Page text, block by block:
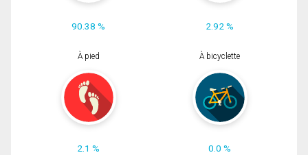
90.38 % 2.92 %
À pied
2.1 %
À bicyclette
0.0 %